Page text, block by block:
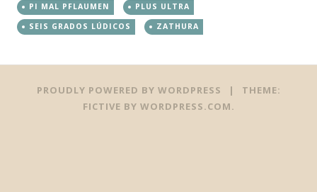
PI MAL PFLAUMEN
PLUS ULTRA
SEIS GRADOS LÚDICOS
ZATHURA
PROUDLY POWERED BY WORDPRESS |
THEME:
FICTIVE BY WORDPRESS.COM.